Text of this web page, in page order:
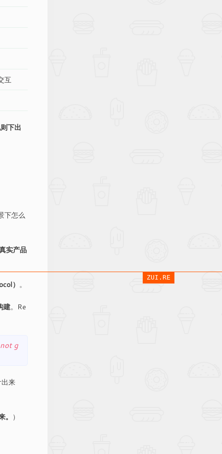
互
下出
下怎么
实产品
） 。
建。Re
g
来
）
ZUI.RE